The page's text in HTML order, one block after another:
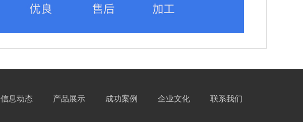
信息动态 产品展示 成功案例 企业文化 联系我们